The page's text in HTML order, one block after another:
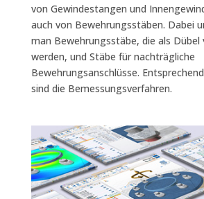
von Gewindestangen und
auch von Bewehrungsstäben. Dabei
man Bewehrungsstäbe, die als Dübel
werden, und Stäbe für nachträgliche
Bewehrungsanschlüsse.
sind die Bemessungsverfahren.